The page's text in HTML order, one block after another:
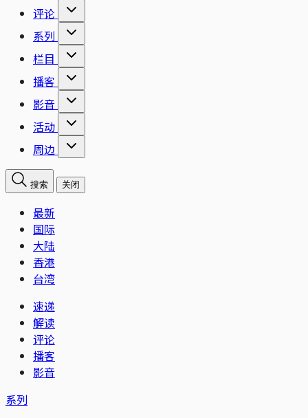
评论
系列
栏目
播客
影音
活动
周边
搜索 关闭
最新
国际
大陆
香港
台湾
速递
解读
评论
播客
影音
系列